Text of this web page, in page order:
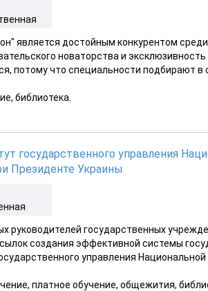
является достойным конкурентом
новаторства и
потому что специальности подбирают в
библиотека.
государственного управления
Президенте Украины
руководителей государственных
создания эффективной системы
управления Национальной
платное обучение, общежития,